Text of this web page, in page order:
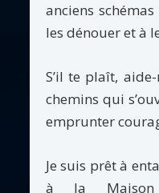
anciens
les dénouer et à
S’il te plaît,
chemins qui
emprunter
Je suis prêt à
à la